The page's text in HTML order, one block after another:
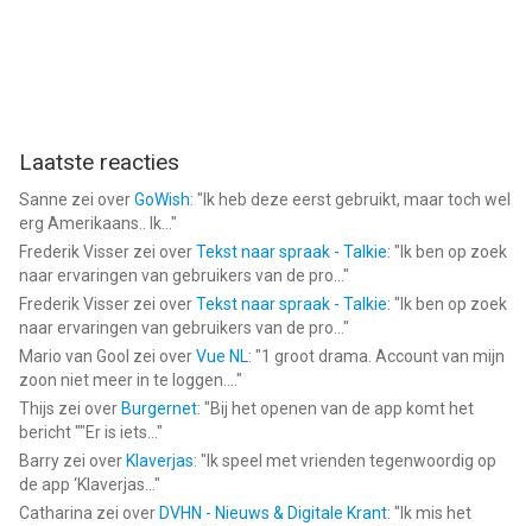
Laatste reacties
Sanne zei overGoWish: " Ik heb deze eerst gebruikt, maar toch wel
erg Amerikaans.. Ik... "
Frederik Visser zei overTekst naar spraak - Talkie: " Ik ben op zoek
naar ervaringen van gebruikers van de pro... "
Frederik Visser zei overTekst naar spraak - Talkie: " Ik ben op zoek
naar ervaringen van gebruikers van de pro... "
Mario van Gool zei overVue NL: "1 groot drama. Account van mijn
zoon niet meer in te loggen.... "
Thijs zei over Burgernet: "Bij het openen van de app komt het
bericht ""Er is iets... "
Barry zei over Klaverjas: " Ik speel met vrienden tegenwoordig op
de app ‘Klaverjas... "
Catharina zei over DVHN - Nieuws & Digitale Krant: " Ik mis het